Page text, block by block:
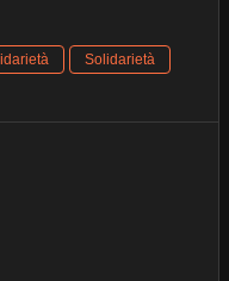
Solidarietà